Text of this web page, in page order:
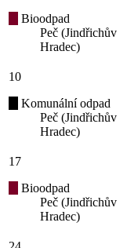
Bioodpad
Peč (Jindřichův
Hradec)
10
Komunální odpad
Peč (Jindřichův
Hradec)
17
Bioodpad
Peč (Jindřichův
Hradec)